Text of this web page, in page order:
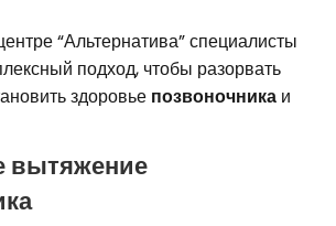
“Альтернатива” специалисты
подход, чтобы разорвать
здоровье позвоночника и
вытяжение